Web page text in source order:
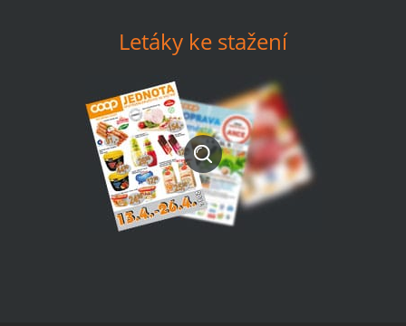
Letáky ke stažení